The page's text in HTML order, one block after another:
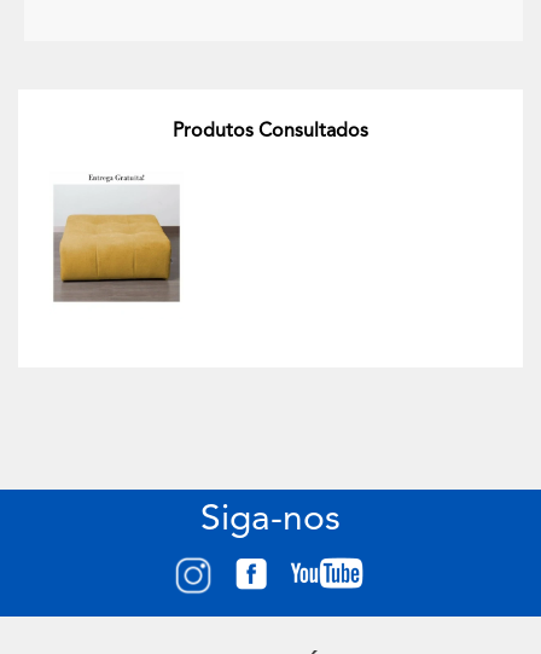
Produtos Consultados
Siga-nos